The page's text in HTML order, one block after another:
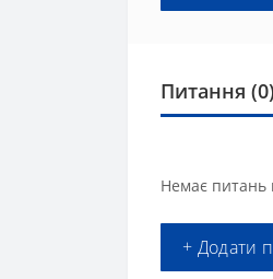
Питання (0)
Немає питань
+ Додати